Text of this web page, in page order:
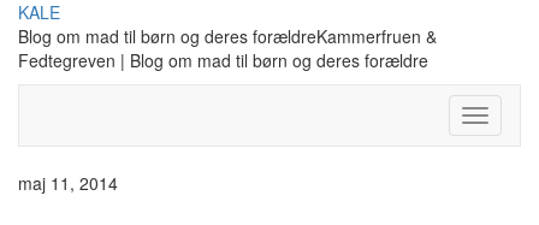
Skip
content
KALE
Blog om mad til børn og deres forældreKammerfruen &
Fedtegreven | Blog om mad til børn og deres forældre
Toggle
maj 11, 2014